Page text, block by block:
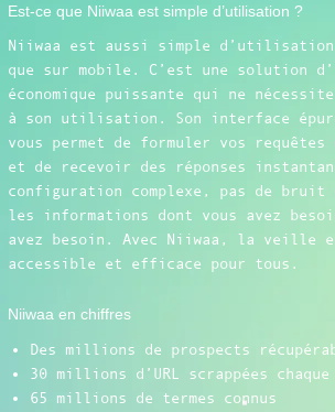
Est-ce que Niiwaa est simple d’utilisation ?
Niiwaa est aussi simple
que sur mobile. C’est une solution
économique puissante qui ne
à son utilisation. Son interface
vous permet de formuler vos
et de recevoir des réponses
configuration complexe, pas de
les informations dont vous avez
avez besoin. Avec Niiwaa, la veille
accessible et efficace pour tous.
Niiwaa en chiffres
Des millions de prospects
30 millions d’URL scrappées
65 millions de termes connus